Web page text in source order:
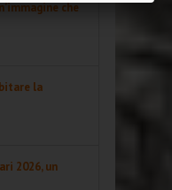
che
la
2026, un